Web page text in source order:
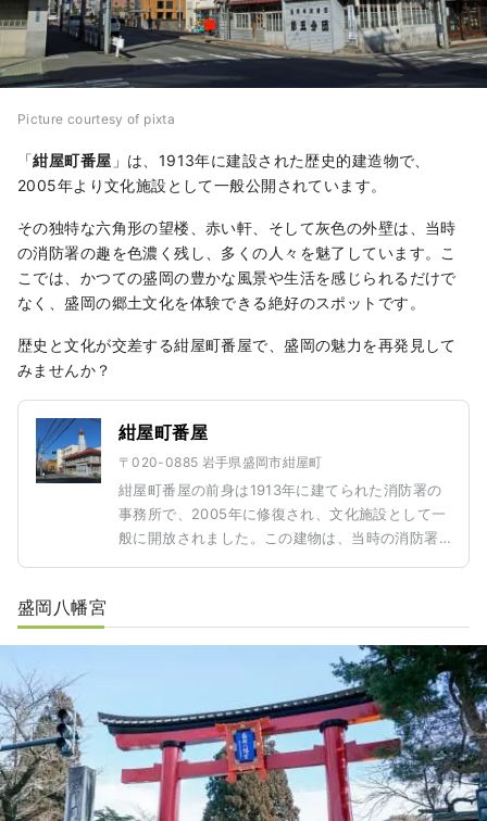
Picture courtesy of pixta
「紺屋町番屋 」は、1913年に建設された歴史的建造物で、
2005年より文化施設として一般公開されています。
その独特な六角形の望楼、赤い軒、そして灰色の外壁は、当時
の消防署の趣を色濃く残し、多くの人々を魅了しています。こ
こでは、かつての盛岡の豊かな風景や生活を感じられるだけで
なく、盛岡の郷土文化を体験できる絶好のスポットです。
歴史と文化が交差する紺屋町番屋で、盛岡の魅力を再発見して
みませんか？
紺屋町番屋
〒020-0885 岩手県盛岡市紺屋町
紺屋町番屋の前身は1913年に建てられた消防署の
事務所で、2005年に修復され、文化施設として一
般に開放されました。この建物は、当時の消防署
提供されています。館内では様々な文化イベント
が開催され、地元の工芸品の展示も楽しむことが
でき、盛岡の伝統文化を体験するのに理想的な場
所です。盛岡の歴史的な繁栄の景観に興味がある
方や、工芸の美しさを間近で感じたい方にはおす
すめのスポットです。
盛岡八幡宮